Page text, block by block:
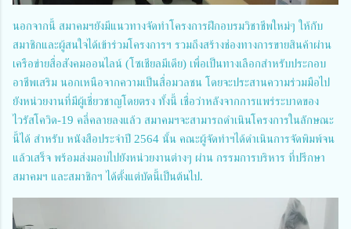
นอกจากนี้ สมาคมฯยังมีแนวทางจัดทำโครงการฝึกอบรมวิชาชีพใหม่ๆ ให้กับ
สมาชิกและผู้สนใจได้เข้าร่วมโครงการฯ รวมถึงสร้างช่องทางการขายสินค้าผ่าน
เครือข่ายสื่อสังคมออนไลน์ (โซเชียลมีเดีย) เพื่อเป็นทางเลือกสำหรับประกอบ
อาชีพเสริม นอกเหนือจากความเป็นสื่อมวลชน โดยจะประสานความร่วมมือไป
ยังหน่วยงานที่มีผู้เชี่ยวชาญโดยตรง ทั้งนี้ เชื่อว่าหลังจากการแพร่ระบาดของ
ไวรัสโควิด-19 คลี่คลายลงแล้ว สมาคมฯจะสามารถดำเนินโครงการในลักษณะ
นี้ได้ สำหรับ หนังสือประจำปี 2564 นั้น คณะผู้จัดทำฯได้ดำเนินการจัดพิมพ์จน
แล้วเสร็จ พร้อมส่งมอบไปยังหน่วยงานต่างๆ ผ่าน กรรมการบริหาร ที่ปรึกษา
สมาคมฯ และสมาชิกฯ ได้ตั้งแต่บัดนี้เป็นต้นไป.